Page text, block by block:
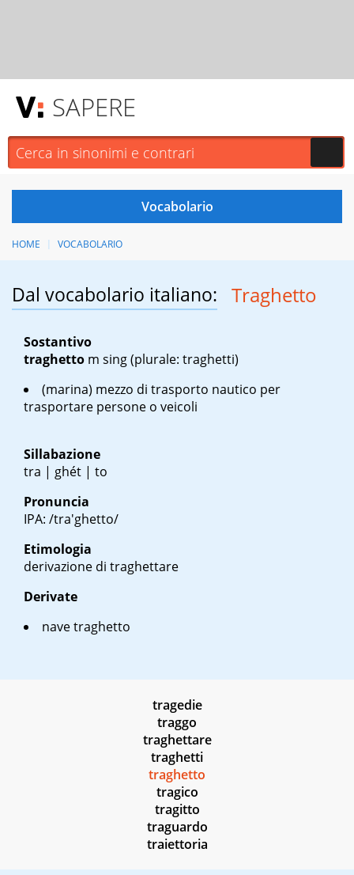
SAPERE
HOME VOCABOLARIO
Dal vocabolario italiano: Traghetto
Sostantivo
traghetto m sing(plurale: traghetti)
(marina) mezzo di trasporto nautico per
trasportare persone o veicoli
Sillabazione
tra | ghét | to
Pronuncia
IPA: /tra'ghetto/
Etimologia
derivazione di traghettare
Derivate
nave traghetto
tragedie
traggo
traghettare
traghetti
traghetto
tragico
tragitto
traguardo
traiettoria